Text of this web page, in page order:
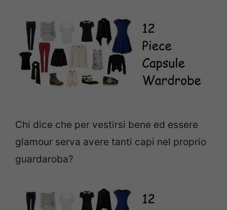
Chi dice che per vestirsi bene ed essere
glamour serva avere tanti capi nel proprio
guardaroba?